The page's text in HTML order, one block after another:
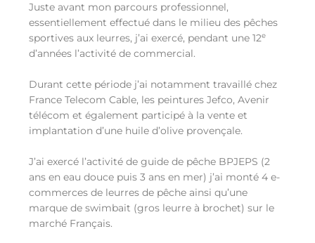
Juste avant mon parcours professionnel,
essentiellement effectué dans le milieu des pêches
sportives aux leurres, j’ai exercé, pendant une 12e
d’années l’activité de commercial.
Durant cette période j’ai notamment travaillé chez
France Telecom Cable, les peintures Jefco, Avenir
télécom et également participé à la vente et
implantation d’une huile d’olive provençale.
J’ai exercé l’activité de guide de pêche BPJEPS (2
ans en eau douce puis 3 ans en mer) j’ai monté 4 e-
commerces de leurres de pêche ainsi qu’une
marque de swimbait (gros leurre à brochet) sur le
marché Français.